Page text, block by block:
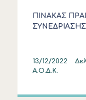
ΠΙΝΑΚΑΣ
ΣΥΝΕΔΡΙΑΣΗΣ
13/12/2022
Α.Ο.Δ.Κ.